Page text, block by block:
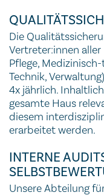
Die
Vertreter:innen
Pflege,
Technik,
4x jährlich.
gesamte Haus
diesem
erarbeitet werden.
INTERNE
Unsere Abteilung